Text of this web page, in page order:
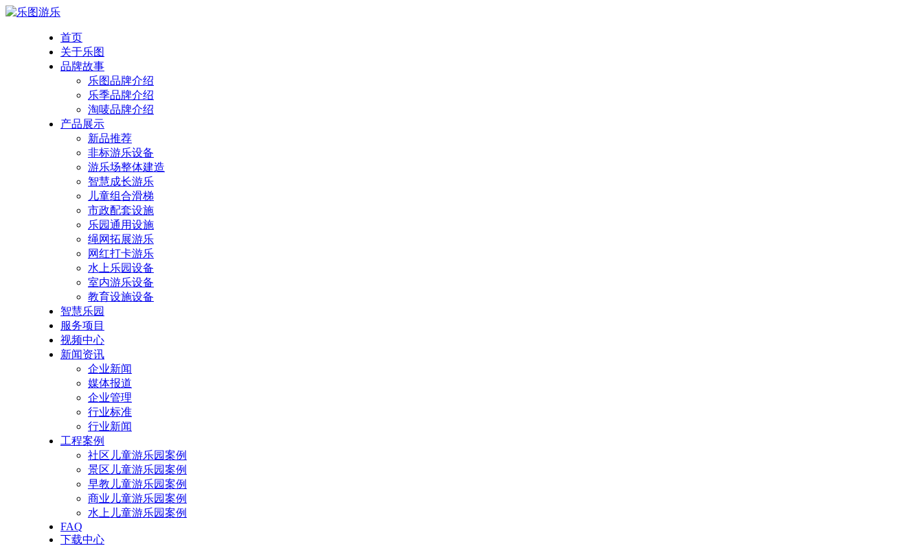
首页
关于乐图
品牌故事
乐图品牌介绍
乐季品牌介绍
淘唛品牌介绍
产品展示
新品推荐
非标游乐设备
游乐场整体建造
智慧成长游乐
儿童组合滑梯
市政配套设施
乐园通用设施
绳网拓展游乐
网红打卡游乐
水上乐园设备
室内游乐设备
教育设施设备
智慧乐园
服务项目
视频中心
新闻资讯
企业新闻
媒体报道
企业管理
行业标准
行业新闻
工程案例
社区儿童游乐园案例
景区儿童游乐园案例
早教儿童游乐园案例
商业儿童游乐园案例
水上儿童游乐园案例
FAQ
下载中心